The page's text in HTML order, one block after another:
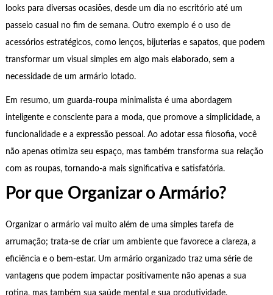
looks para diversas ocasiões, desde um dia no escritório até um
passeio casual no fim de semana. Outro exemplo é o uso de
acessórios estratégicos, como lenços, bijuterias e sapatos, que podem
transformar um visual simples em algo mais elaborado, sem a
necessidade de um armário lotado.
Em resumo, um guarda-roupa minimalista é uma abordagem
inteligente e consciente para a moda, que promove a simplicidade, a
funcionalidade e a expressão pessoal. Ao adotar essa filosofia, você
não apenas otimiza seu espaço, mas também transforma sua relação
com as roupas, tornando-a mais significativa e satisfatória.
Por que Organizar o Armário?
Organizar o armário vai muito além de uma simples tarefa de
arrumação; trata-se de criar um ambiente que favorece a clareza, a
eficiência e o bem-estar. Um armário organizado traz uma série de
vantagens que podem impactar positivamente não apenas a sua